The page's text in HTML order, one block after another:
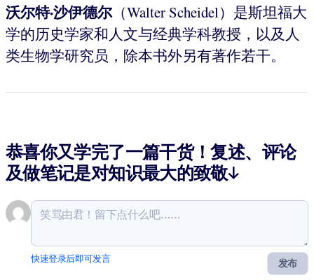
沃尔特·沙伊德尔（Walter Scheidel）是斯坦福大
学的历史学家和人文与经典学科教授，以及人
类生物学研究员，除本书外另有著作若干。
恭喜你又学完了一篇干货！复述、评论
及做笔记是对知识最大的致敬↓
发布
快速登录后即可发言